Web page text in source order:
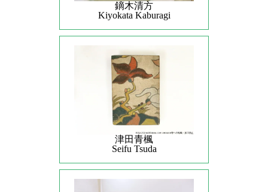
鏑木清方
Kiyokata Kaburagi
津田青楓
Seifu Tsuda